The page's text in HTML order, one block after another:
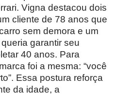
Vigna destacou dois
cliente de 78 anos que
sem demora e um
garantir seu
40 anos. Para
foi a mesma: “você
Essa postura reforça
da idade, a